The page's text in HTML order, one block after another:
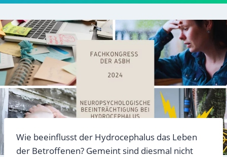
Wie beeinflusst der Hydrocephalus das Leben
der Betroffenen? Gemeint sind diesmal nicht